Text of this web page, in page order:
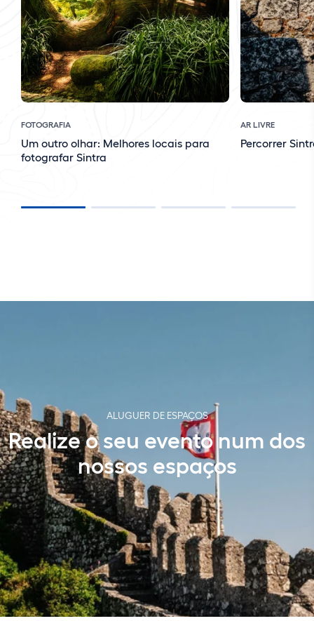
FOTOGRAFIA
Um outro olhar: Melhores locais para
fotografar Sintra
AR LIVRE
Percorrer
ALUGUER DE ESPAÇOS
Realize o seu evento num dos
nossos espaços